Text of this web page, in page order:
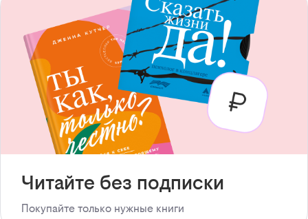
Читайте без подписки
Покупайте только нужные книги